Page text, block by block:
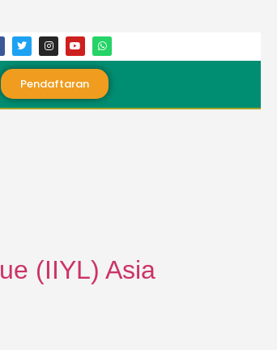
Pendaftaran
Ujian Tasmi Kubro 30 Juz
(IIYL) Asia